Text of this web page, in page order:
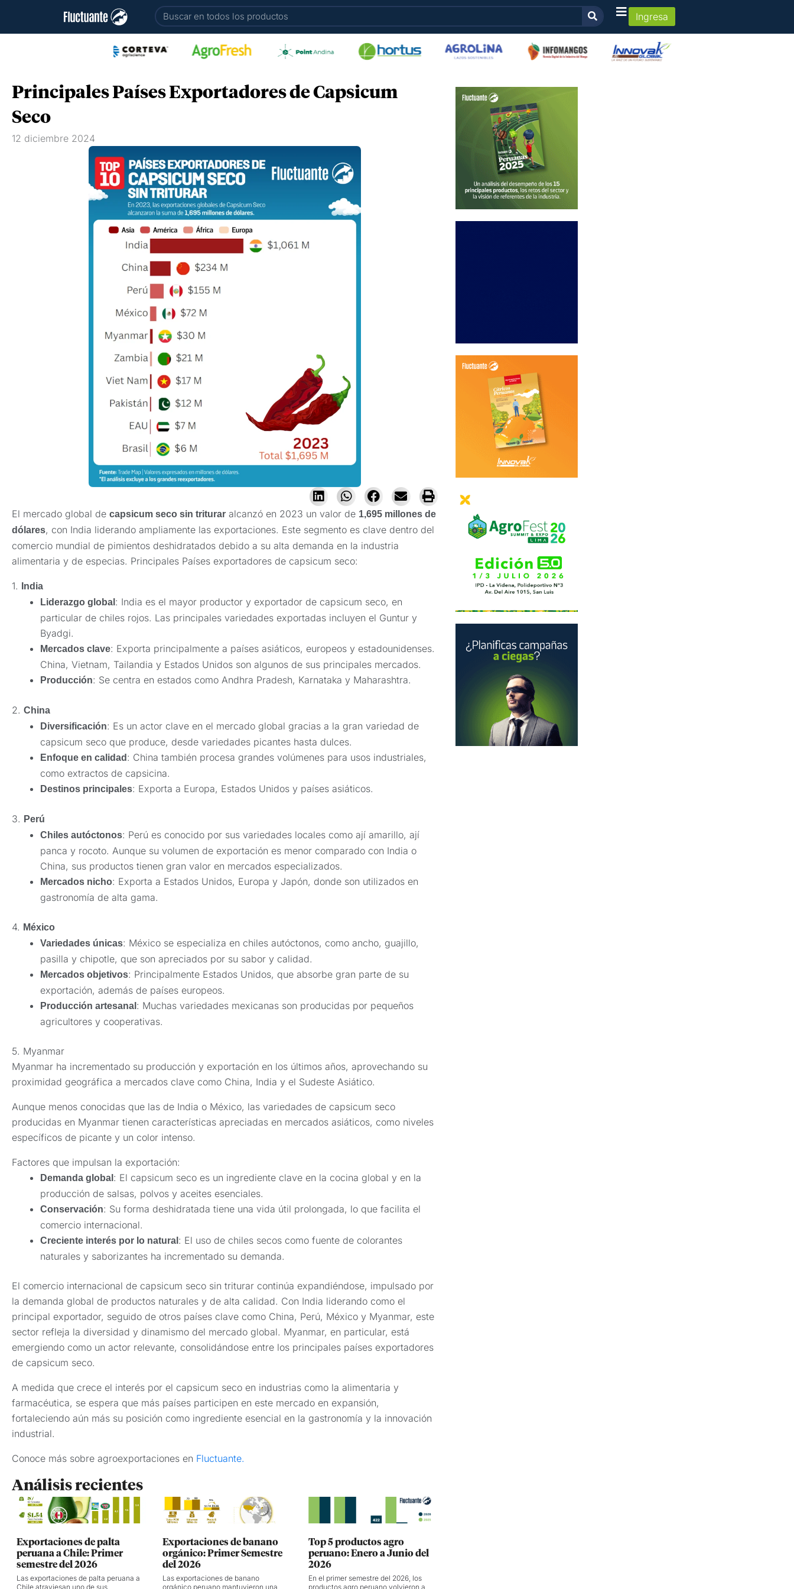
Buscar Ingresa
Principales Países Exportadores de Capsicum
Seco
12 diciembre 2024
El mercado global de capsicum seco sin triturar alcanzó en 2023 un valor de 1,695 millones de
dólares, con India liderando ampliamente las exportaciones. Este segmento es clave dentro del
comercio mundial de pimientos deshidratados debido a su alta demanda en la industria
alimentaria y de especias. Principales Países exportadores de capsicum seco:
1.
India
Liderazgo global : India es el mayor productor y exportador de capsicum seco, en
particular de chiles rojos. Las principales variedades exportadas incluyen el Guntur y
Byadgi.
Mercados clave: Exporta principalmente a países asiáticos, europeos y estadounidenses.
China, Vietnam, Tailandia y Estados Unidos son algunos de sus principales mercados.
Producción: Se centra en estados como Andhra Pradesh, Karnataka y Maharashtra.
2. China
Diversificación: Es un actor clave en el mercado global gracias a la gran variedad de
capsicum seco que produce, desde variedades picantes hasta dulces.
Enfoque en calidad : China también procesa grandes volúmenes para usos industriales,
como extractos de capsicina.
Destinos principales: Exporta a Europa, Estados Unidos y países asiáticos.
3. Perú
Chiles autóctonos: Perú es conocido por sus variedades locales como ají amarillo, ají
panca y rocoto. Aunque su volumen de exportación es menor comparado con India o
China, sus productos tienen gran valor en mercados especializados.
Mercados nicho: Exporta a Estados Unidos, Europa y Japón, donde son utilizados en
gastronomía de alta gama.
4. México
Variedades únicas: México se especializa en chiles autóctonos, como ancho, guajillo,
pasilla y chipotle, que son apreciados por su sabor y calidad.
Mercados objetivos: Principalmente Estados Unidos, que absorbe gran parte de su
exportación, además de países europeos.
Producción artesanal : Muchas variedades mexicanas son producidas por pequeños
agricultores y cooperativas.
5. Myanmar
Myanmar ha incrementado su producción y exportación en los últimos años, aprovechando su
proximidad geográfica a mercados clave como China, India y el Sudeste Asiático.
Aunque menos conocidas que las de India o México, las variedades de capsicum seco
producidas en Myanmar tienen características apreciadas en mercados asiáticos, como niveles
específicos de picante y un color intenso.
Factores que impulsan la exportación:
Demanda global : El capsicum seco es un ingrediente clave en la cocina global y en la
producción de salsas, polvos y aceites esenciales.
Conservación: Su forma deshidratada tiene una vida útil prolongada, lo que facilita el
comercio internacional.
Creciente interés por lo natural : El uso de chiles secos como fuente de colorantes
naturales y saborizantes ha incrementado su demanda.
El comercio internacional de capsicum seco sin triturar continúa expandiéndose, impulsado por
la demanda global de productos naturales y de alta calidad. Con India liderando como el
principal exportador, seguido de otros países clave como China, Perú, México y Myanmar, este
sector refleja la diversidad y dinamismo del mercado global. Myanmar, en particular, está
emergiendo como un actor relevante, consolidándose entre los principales países exportadores
de capsicum seco.
A medida que crece el interés por el capsicum seco en industrias como la alimentaria y
farmacéutica, se espera que más países participen en este mercado en expansión,
fortaleciendo aún más su posición como ingrediente esencial en la gastronomía y la innovación
industrial.
Conoce más sobre agroexportaciones en Fluctuante.
Análisis recientes
Exportaciones de palta
peruana a Chile: Primer
semestre del 2026
Las exportaciones de palta peruana a
Chile atraviesan uno de sus
Exportaciones de banano
orgánico: Primer Semestre
del 2026
Las exportaciones de banano
orgánico peruano mantuvieron una
Top 5 productos agro
peruano: Enero a Junio del
2026
En el primer semestre del 2026, los
productos agro peruano volvieron a